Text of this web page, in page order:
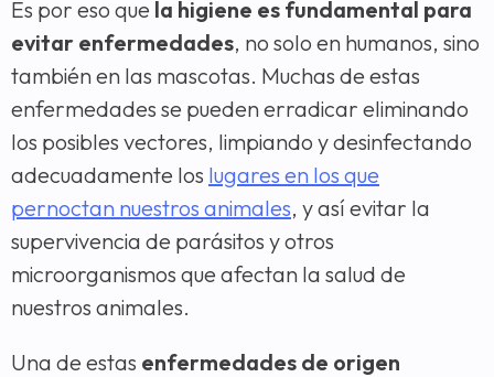
Es por eso que la higiene es fundamental para
evitar enfermedades, no solo en humanos, sino
también en las mascotas. Muchas de estas
enfermedades se pueden erradicar eliminando
los posibles vectores, limpiando y desinfectando
adecuadamente los lugares en los que
pernoctan nuestros animales, y así evitar la
supervivencia de parásitos y otros
microorganismos que afectan la salud de
nuestros animales.
Una de estas enfermedades de origen